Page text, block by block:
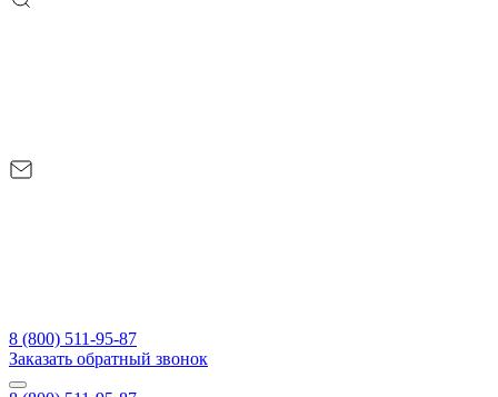
8 (800) 511-95-87
Заказать обратный звонок